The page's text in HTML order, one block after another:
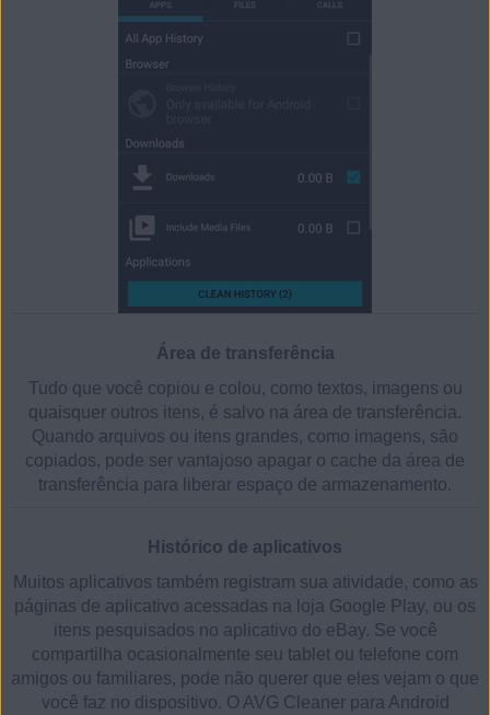
Área de transferência
Tudo que você copiou e colou, como textos, imagens ou
quaisquer outros itens, é salvo na área de transferência.
Quando arquivos ou itens grandes, como imagens, são
copiados, pode ser vantajoso apagar o cache da área de
transferência para liberar espaço de armazenamento.
Histórico de aplicativos
Muitos aplicativos também registram sua atividade, como as
páginas de aplicativo acessadas na loja Google Play, ou os
itens pesquisados no aplicativo do eBay. Se você
compartilha ocasionalmente seu tablet ou telefone com
amigos ou familiares, pode não querer que eles vejam o que
você faz no dispositivo. O AVG Cleaner para Android